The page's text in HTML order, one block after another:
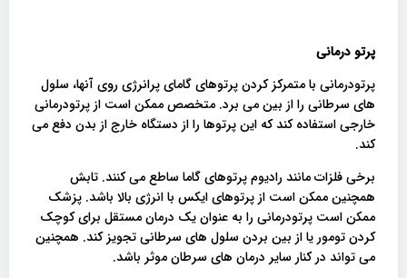
پرتو درمانی
پرتودرمانی با متمرکز کردن پرتوهای گامای پرانرژی روی آنها، سلول
های سرطانی را از بین می برد. متخصص ممکن است از پرتودرمانی
خارجی استفاده کند که این پرتوها را از دستگاه خارج از بدن دفع می
کند.
برخی فلزات مانند رادیوم پرتوهای گاما ساطع می کنند. تابش
همچنین ممکن است از پرتوهای ایکس با انرژی بالا باشد. پزشک
ممکن است پرتودرمانی را به عنوان یک درمان مستقل برای کوچک
کردن تومور یا از بین بردن سلول های سرطانی تجویز کند. همچنین
می تواند در کنار سایر درمان های سرطان موثر باشد.